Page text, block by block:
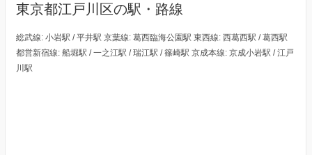
東京都江戸川区の駅・路線
総武線: 小岩駅 / 平井駅 京葉線: 葛西臨海公園駅 東西線: 西葛西駅 / 葛西駅
都営新宿線: 船堀駅 / 一之江駅 / 瑞江駅 / 篠崎駅 京成本線: 京成小岩駅 / 江戸
川駅